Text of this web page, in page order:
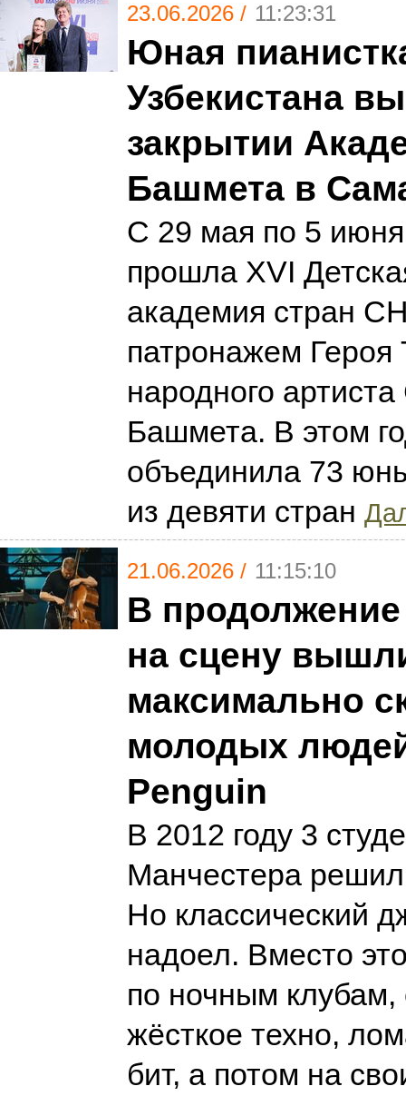
23.06.2026 / 11:23:31
Юная
Узбекистана
закрытии
Башмета в
С 29 мая по 5
прошла XVI
академия стран
патронажем Героя
народного
Башмета. В этом
объединила 73
из девяти стран
21.06.2026 / 11:15:10
В
на сцену
максимально
молодых
Penguin
В 2012 году 3
Манчестера
Но классический
надоел. Вместо
по ночным
жёсткое техно,
бит, а потом на